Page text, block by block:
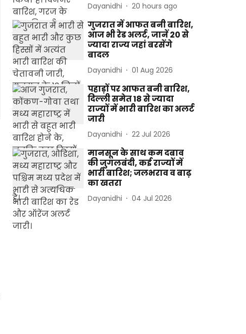
Dayanidhi 20 hours ago
गुजरात में आफत बनी बारिश,
आज भी रेड अलर्ट, जानें 20 से
ज्यादा राज्य जहां बरसेंगे
बादल
Dayanidhi 01 Aug 2026
पहाड़ों पर आफत बनी बारिश,
दिल्ली समेत 18 से ज्यादा
राज्यों में भारी बारिश का अलर्ट
जारी
Dayanidhi 22 Jul 2026
मानसून के साथ कम दबाव
की जुगलबंदी, कई राज्यों में
भारी बारिश; जलभराव व बाढ़
का खतरा
Dayanidhi 04 Jul 2026